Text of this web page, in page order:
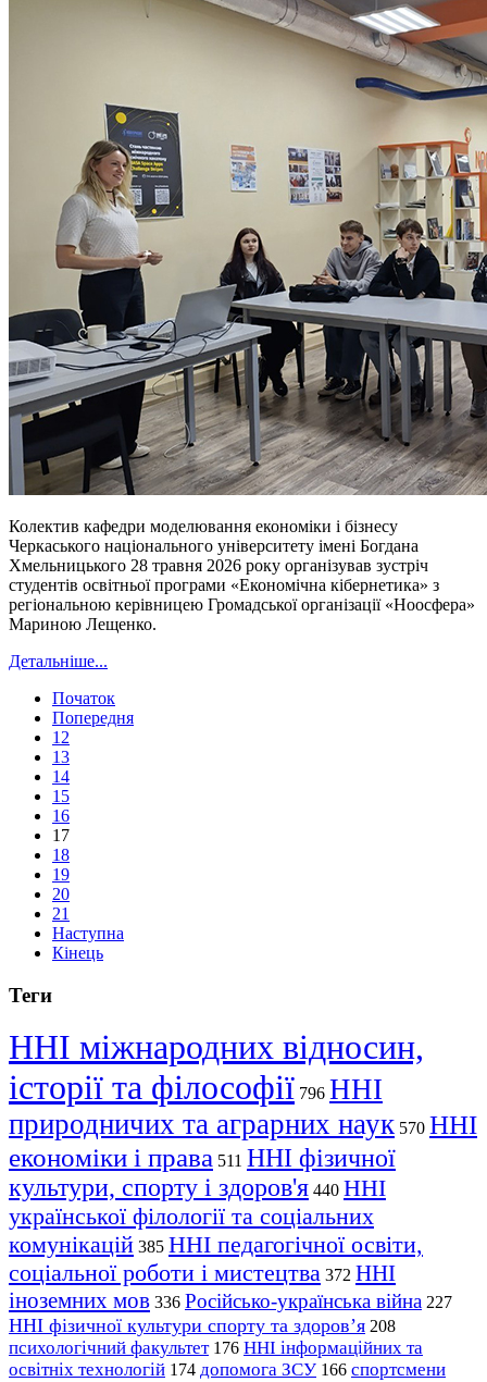
Колектив кафедри моделювання економіки і бізнесу
Черкаського національного університету імені Богдана
Хмельницького 28 травня 2026 року організував зустріч
студентів освітньої програми «Економічна кібернетика» з
регіональною керівницею Громадської організації «Ноосфера»
Мариною Лещенко.
Детальніше...
Початок
Попередня
12
13
14
15
16
17
18
19
20
21
Наступна
Кінець
Теги
ННІ міжнародних відносин,
історії та філософії 796 ННІ
природничих та аграрних наук 570 ННІ
економіки і права 511 ННІ фізичної
культури, спорту і здоров'я 440 ННІ
української філології та соціальних
комунікацій 385 ННІ педагогічної освіти,
соціальної роботи і мистецтва 372 ННІ
іноземних мов 336 Російсько-українська війна 227
ННІ фізичної культури спорту та здоров’я 208
психологічний факультет 176 ННІ інформаційних та
освітніх технологій 174 допомога ЗСУ 166 спортсмени